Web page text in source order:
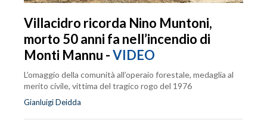
Villacidro ricorda Nino Muntoni,
morto 50 anni fa nell’incendio di
Monti Mannu -VIDEO
L’omaggio della comunità all’operaio forestale, medaglia al
merito civile, vittima del tragico rogo del 1976
Gianluigi Deidda